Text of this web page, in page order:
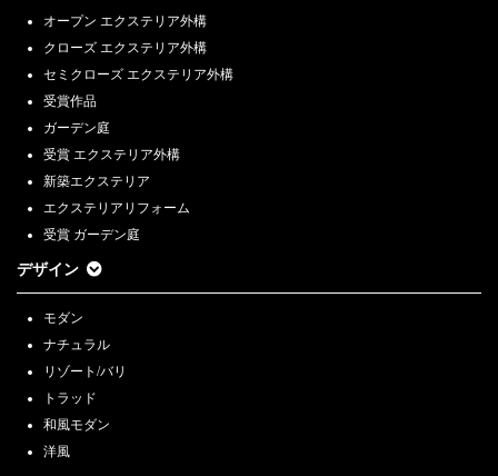
オープン エクステリア外構
クローズ エクステリア外構
セミクローズ エクステリア外構
受賞作品
ガーデン庭
受賞 エクステリア外構
新築エクステリア
エクステリアリフォーム
受賞 ガーデン庭
デザイン
モダン
ナチュラル
リゾート/バリ
トラッド
和風モダン
洋風